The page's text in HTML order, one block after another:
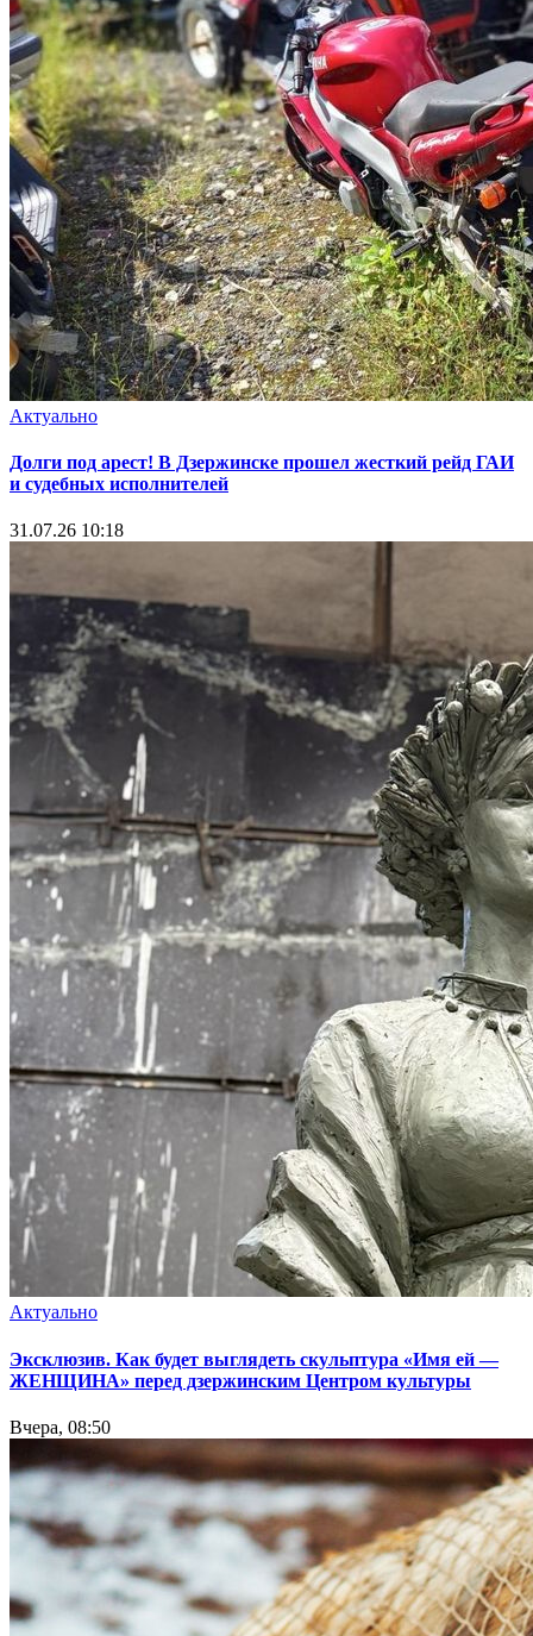
Актуально
Долги под арест! В Дзержинске прошел жесткий рейд ГАИ
и судебных исполнителей
31.07.26 10:18
Актуально
Эксклюзив. Как будет выглядеть скульптура «Имя ей —
ЖЕНЩИНА» перед дзержинским Центром культуры
Вчера, 08:50